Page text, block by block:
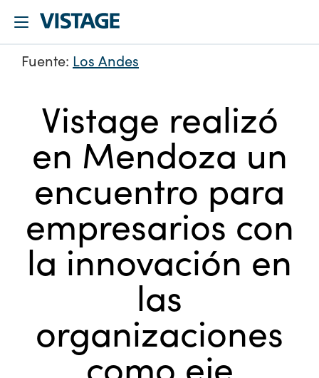
Fuente: Los Andes
Vistage realizó
en Mendoza un
encuentro para
empresarios con
la innovación en
las
organizaciones
como eje